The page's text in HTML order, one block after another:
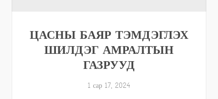
ЦАСНЫ БАЯР ТЭМДЭГЛЭХ
ШИЛДЭГ АМРАЛТЫН
ГАЗРУУД
1 сар 17, 2024